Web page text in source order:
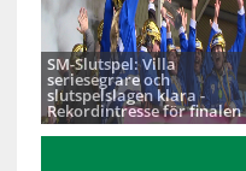
SM-Slutspel: Villa
seriesegrare och
slutspelslagen klara -
Rekordintresse för finalen